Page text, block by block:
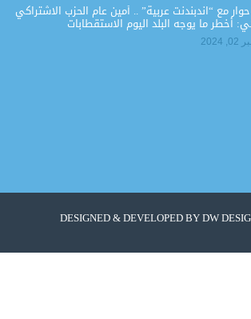
مع “اندبندنت عربية” .. أمين عام الحزب الاشتراكي
أخطر ما يوجه البلد اليوم الاستقطابات
DESIGNED & DEVELOPED BYDW